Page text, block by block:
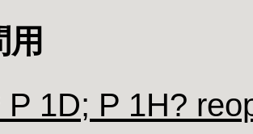
用
P 1D; P 1H?